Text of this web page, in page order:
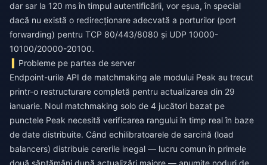
dar sar la 120 ms în timpul autentificării, vor eșua, în special
dacă nu există o redirecționare adecvată a porturilor (port
forwarding) pentru TCP 80/443/8080 și UDP 10000-
10100/20000-20100.
Probleme pe partea de server
Endpoint-urile API de matchmaking ale modului Peak au trecut
printr-o restructurare completă pentru actualizarea din 29
ianuarie. Noul matchmaking solo de 4 jucători bazat pe
punctele Peak necesită verificarea rangului în timp real în baze
de date distribuite. Când echilibratoarele de sarcină (load
balancers) distribuie cererile inegal — lucru comun în primele
două săptămâni după actualizări majore — anumite noduri de